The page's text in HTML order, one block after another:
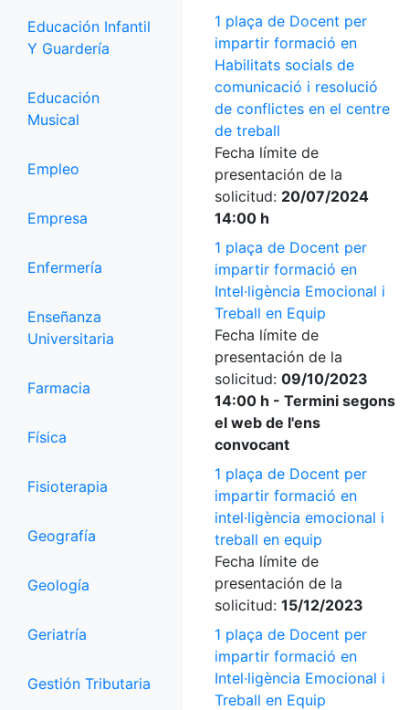
Educación Infantil
Y Guardería
Educación
Musical
Empleo
Empresa
Enfermería
Enseñanza
Universitaria
Farmacia
Física
Fisioterapia
Geografía
Geología
Geriatría
Gestión Tributaria
1 plaça de Docent per
impartir formació en
Habilitats socials de
comunicació i resolució
de conflictes en el centre
de treball
Fecha límite de
presentación de la
solicitud: 20/07/2024
14:00 h
1 plaça de Docent per
impartir formació en
Intel·ligència Emocional i
Treball en Equip
Fecha límite de
presentación de la
solicitud: 09/10/2023
14:00 h - Termini segons
el web de l'ens
convocant
1 plaça de Docent per
impartir formació en
intel·ligència emocional i
treball en equip
Fecha límite de
presentación de la
solicitud: 15/12/2023
1 plaça de Docent per
impartir formació en
Intel·ligència Emocional i
Treball en Equip